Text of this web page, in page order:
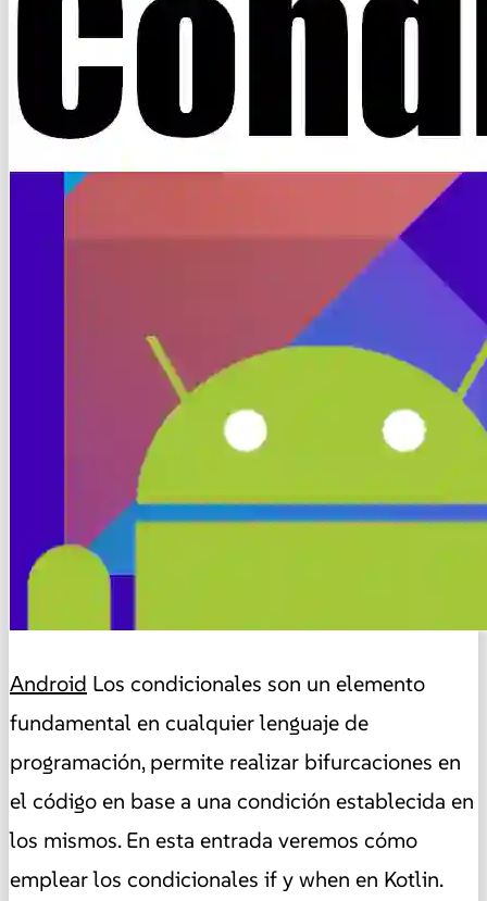
Android Los condicionales son un elemento
fundamental en cualquier lenguaje de
programación, permite realizar bifurcaciones en
el código en base a una condición establecida en
los mismos. En esta entrada veremos cómo
emplear los condicionales if y when en Kotlin.